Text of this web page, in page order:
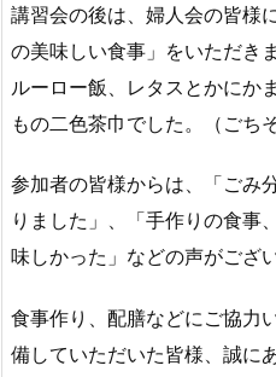
講習会の後は、婦人会の皆様
の美味しい食事」をいただき
ルーロー飯、レタスとかにか
もの二色茶巾でした。（ごち
参加者の皆様からは、「ごみ
りました」、「手作りの食事
味しかった」などの声がござ
食事作り、配膳などにご協力
備していただいた皆様、誠に